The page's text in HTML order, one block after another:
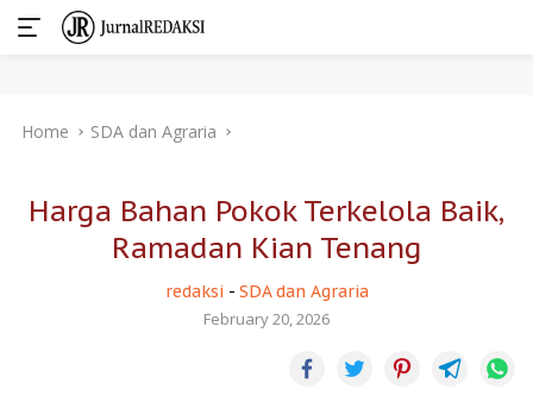
Home SDA dan Agraria
Harga Bahan Pokok Terkelola Baik,
Ramadan Kian Tenang
redaksi - SDA dan Agraria
February 20, 2026